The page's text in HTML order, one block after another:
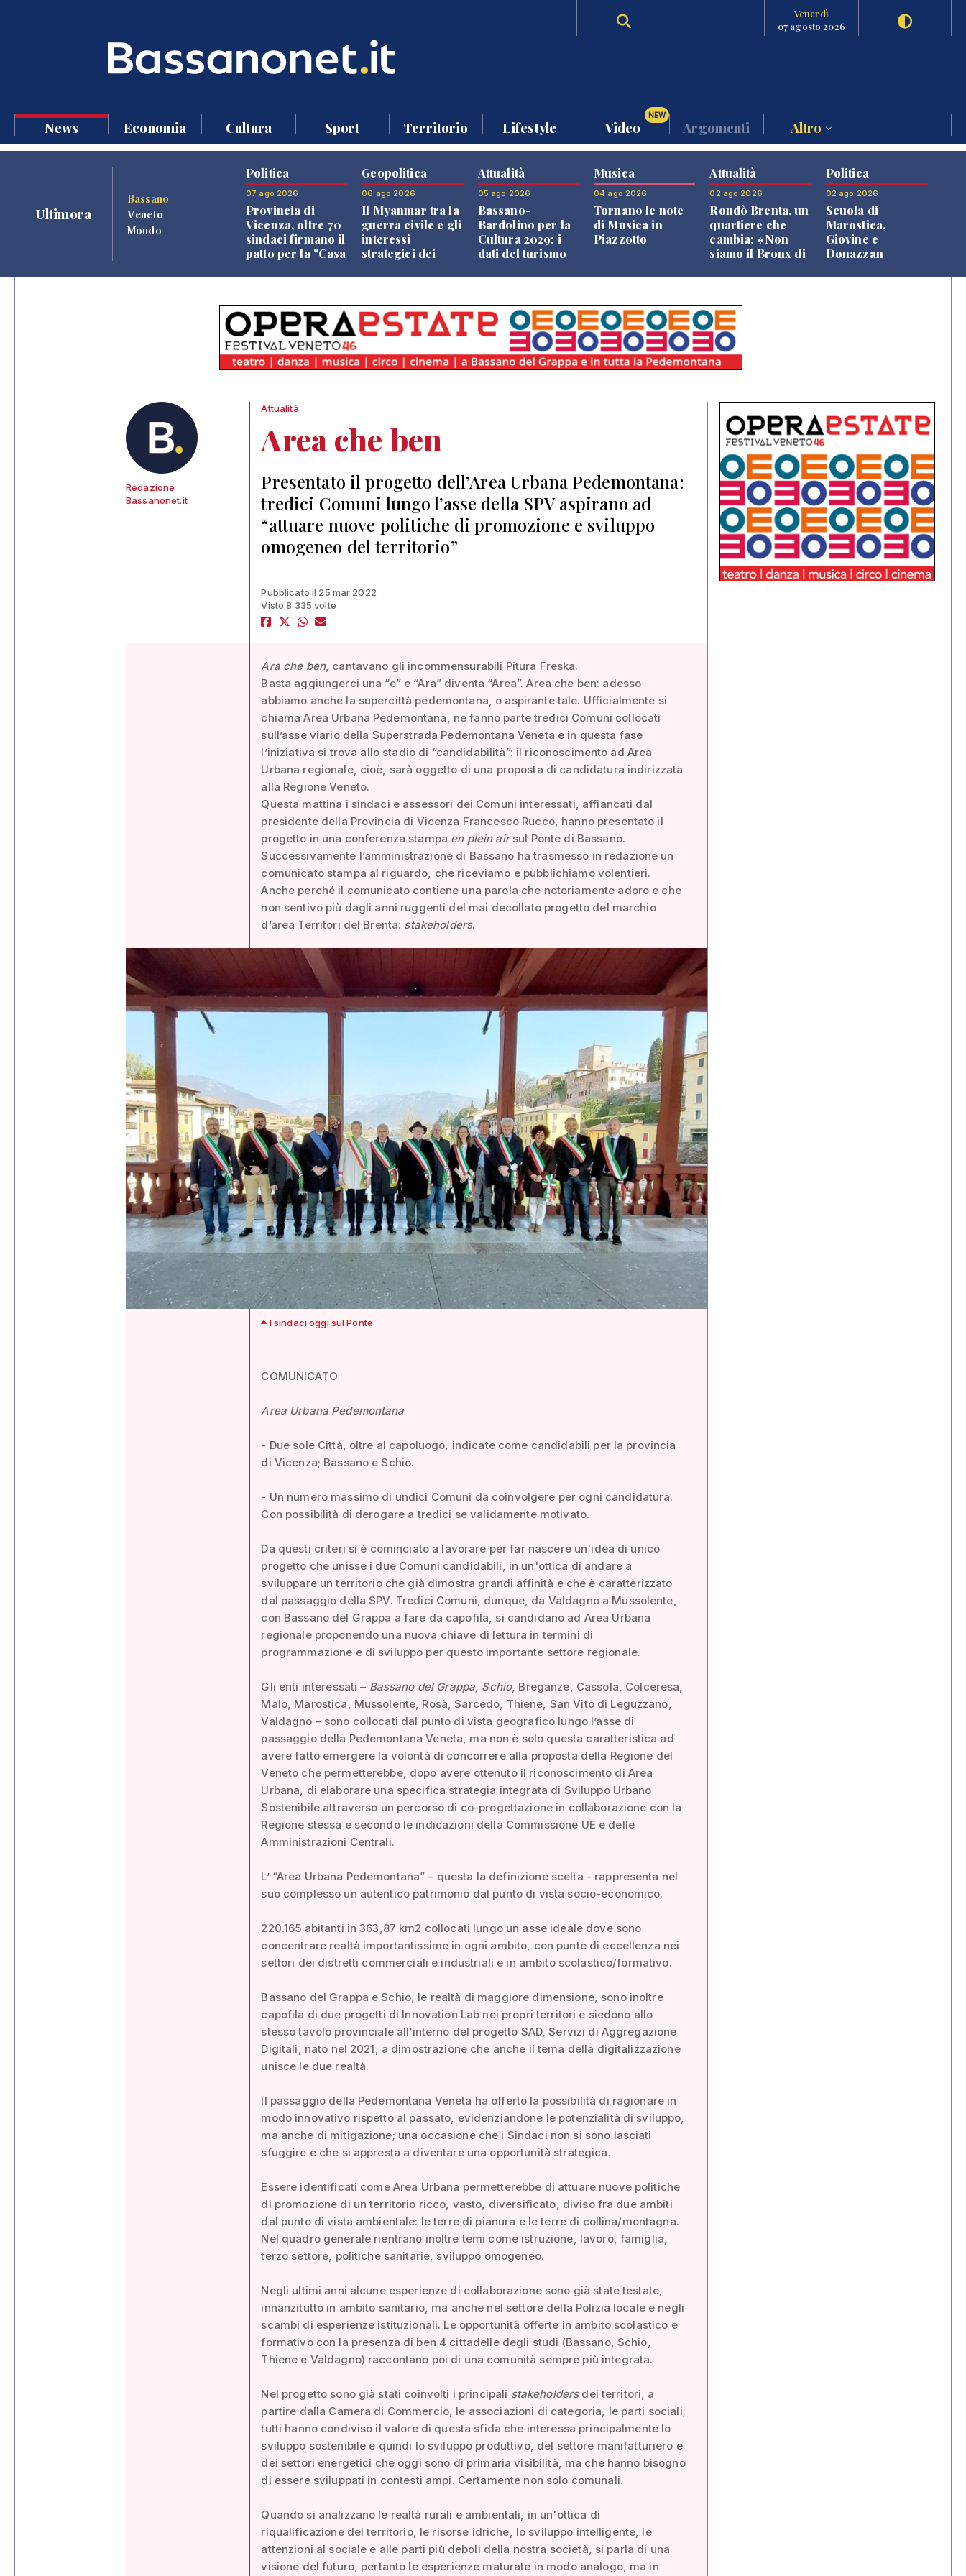
Venerdì
07 agosto 2026
News Economia Cultura Sport Territorio Lifestyle Video
NEW
Argomenti Altro
Ultimora
Bassano
Veneto
Mondo
Politica
07 ago 2026
Provincia di
Vicenza, oltre 70
sindaci firmano il
patto per la "Casa
Geopolitica
06 ago 2026
Il Myanmar tra la
guerra civile e gli
interessi
strategici dei
Attualità
05 ago 2026
Bassano-
Bardolino per la
Cultura 2029: i
dati del turismo
Musica
04 ago 2026
Tornano le note
di Musica in
Piazzotto
Attualità
02 ago 2026
Rondò Brenta, un
quartiere che
cambia: «Non
siamo il Bronx di
Politica
02 ago 2026
Scuola di
Marostica,
Giovine e
Donazzan
Redazione
Bassanonet.it
Attualità
Area che ben
Presentato il progetto dell’Area Urbana Pedemontana:
tredici Comuni lungo l’asse della SPV aspirano ad
“attuare nuove politiche di promozione e sviluppo
omogeneo del territorio”
Pubblicato il 25 mar 2022
Visto 8.335 volte
Ara che ben, cantavano gli incommensurabili Pitura Freska.
Basta aggiungerci una “e” e “Ara” diventa “Area”. Area che ben: adesso
abbiamo anche la supercittà pedemontana, o aspirante tale. Ufficialmente si
chiama Area Urbana Pedemontana, ne fanno parte tredici Comuni collocati
sull’asse viario della Superstrada Pedemontana Veneta e in questa fase
l’iniziativa si trova allo stadio di “candidabilità”: il riconoscimento ad Area
Urbana regionale, cioè, sarà oggetto di una proposta di candidatura indirizzata
alla Regione Veneto.
Questa mattina i sindaci e assessori dei Comuni interessati, affiancati dal
presidente della Provincia di Vicenza Francesco Rucco, hanno presentato il
progetto in una conferenza stampa en plein airsul Ponte di Bassano.
Successivamente l’amministrazione di Bassano ha trasmesso in redazione un
comunicato stampa al riguardo, che riceviamo e pubblichiamo volentieri.
Anche perché il comunicato contiene una parola che notoriamente adoro e che
non sentivo più dagli anni ruggenti del mai decollato progetto del marchio
d’area Territori del Brenta: stakeholders.
I sindaci oggi sul Ponte
COMUNICATO
Area Urbana Pedemontana
- Due sole Città, oltre al capoluogo, indicate come candidabili per la provincia
di Vicenza; Bassano e Schio.
- Un numero massimo di undici Comuni da coinvolgere per ogni candidatura.
Con possibilità di derogare a tredici se validamente motivato.
Da questi criteri si è cominciato a lavorare per far nascere un'idea di unico
progetto che unisse i due Comuni candidabili, in un'ottica di andare a
sviluppare un territorio che già dimostra grandi affinità e che è caratterizzato
dal passaggio della SPV. Tredici Comuni, dunque, da Valdagno a Mussolente,
con Bassano del Grappa a fare da capofila, si candidano ad Area Urbana
regionale proponendo una nuova chiave di lettura in termini di
programmazione e di sviluppo per questo importante settore regionale.
Gli enti interessati – Bassano del Grappa, Schio, Breganze, Cassola, Colceresa,
Malo, Marostica, Mussolente, Rosà, Sarcedo, Thiene, San Vito di Leguzzano,
Valdagno – sono collocati dal punto di vista geografico lungo l’asse di
passaggio della Pedemontana Veneta, ma non è solo questa caratteristica ad
avere fatto emergere la volontà di concorrere alla proposta della Regione del
Veneto che permetterebbe, dopo avere ottenuto il riconoscimento di Area
Urbana, di elaborare una specifica strategia integrata di Sviluppo Urbano
Sostenibile attraverso un percorso di co-progettazione in collaborazione con la
Regione stessa e secondo le indicazioni della Commissione UE e delle
Amministrazioni Centrali.
L’ “Area Urbana Pedemontana” – questa la definizione scelta - rappresenta nel
suo complesso un autentico patrimonio dal punto di vista socio-economico.
220.165 abitanti in 363,87 km2 collocati lungo un asse ideale dove sono
concentrare realtà importantissime in ogni ambito, con punte di eccellenza nei
settori dei distretti commerciali e industriali e in ambito scolastico/formativo.
Bassano del Grappa e Schio, le realtà di maggiore dimensione, sono inoltre
capofila di due progetti di Innovation Lab nei propri territori e siedono allo
stesso tavolo provinciale all’interno del progetto SAD, Servizi di Aggregazione
Digitali, nato nel 2021, a dimostrazione che anche il tema della digitalizzazione
unisce le due realtà.
Il passaggio della Pedemontana Veneta ha offerto la possibilità di ragionare in
modo innovativo rispetto al passato, evidenziandone le potenzialità di sviluppo,
ma anche di mitigazione; una occasione che i Sindaci non si sono lasciati
sfuggire e che si appresta a diventare una opportunità strategica.
Essere identificati come Area Urbana permetterebbe di attuare nuove politiche
di promozione di un territorio ricco, vasto, diversificato, diviso fra due ambiti
dal punto di vista ambientale: le terre di pianura e le terre di collina/montagna.
Nel quadro generale rientrano inoltre temi come istruzione, lavoro, famiglia,
terzo settore, politiche sanitarie, sviluppo omogeneo.
Negli ultimi anni alcune esperienze di collaborazione sono già state testate,
innanzitutto in ambito sanitario, ma anche nel settore della Polizia locale e negli
scambi di esperienze istituzionali. Le opportunità offerte in ambito scolastico e
formativo con la presenza di ben 4 cittadelle degli studi (Bassano, Schio,
Thiene e Valdagno) raccontano poi di una comunità sempre più integrata.
Nel progetto sono già stati coinvolti i principali stakeholdersdei territori, a
partire dalla Camera di Commercio, le associazioni di categoria, le parti sociali;
tutti hanno condiviso il valore di questa sfida che interessa principalmente lo
sviluppo sostenibile e quindi lo sviluppo produttivo, del settore manifatturiero e
dei settori energetici che oggi sono di primaria visibilità, ma che hanno bisogno
di essere sviluppati in contesti ampi. Certamente non solo comunali.
Quando si analizzano le realtà rurali e ambientali, in un'ottica di
riqualificazione del territorio, le risorse idriche, lo sviluppo intelligente, le
attenzioni al sociale e alle parti più deboli della nostra società, si parla di una
visione del futuro, pertanto le esperienze maturate in modo analogo, ma in